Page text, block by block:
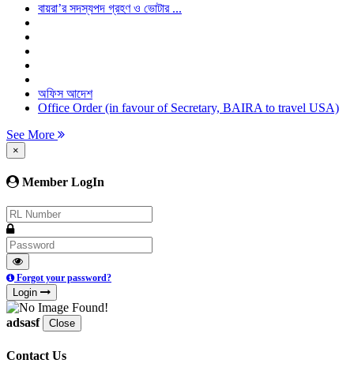
বায়রা’র সদস্যপদ গ্রহণ ও ভোটার ...
অফিস আদেশ
Office Order (in favour of Secretary, BAIRA to travel USA)
See More
×
Member LogIn
Forgot your password?
Login
adsasf Close
Contact Us